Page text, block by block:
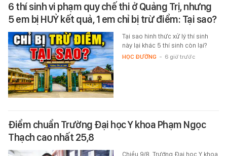
6 thí sinh vi phạm quy chế thi ở Quảng Trị, nhưng
5 em bị HUỶ kết quả, 1 em chỉ bị trừ điểm: Tại sao?
Tại sao hình thức xử lý thí sinh
này lại khác 5 thí sinh còn lại?
HỌC ĐƯỜNG - 6 giờ trước
Điểm chuẩn Trường Đại học Y khoa Phạm Ngọc
Thạch cao nhất 25,8
Chiều 9/8, Trường Đại học Y khoa